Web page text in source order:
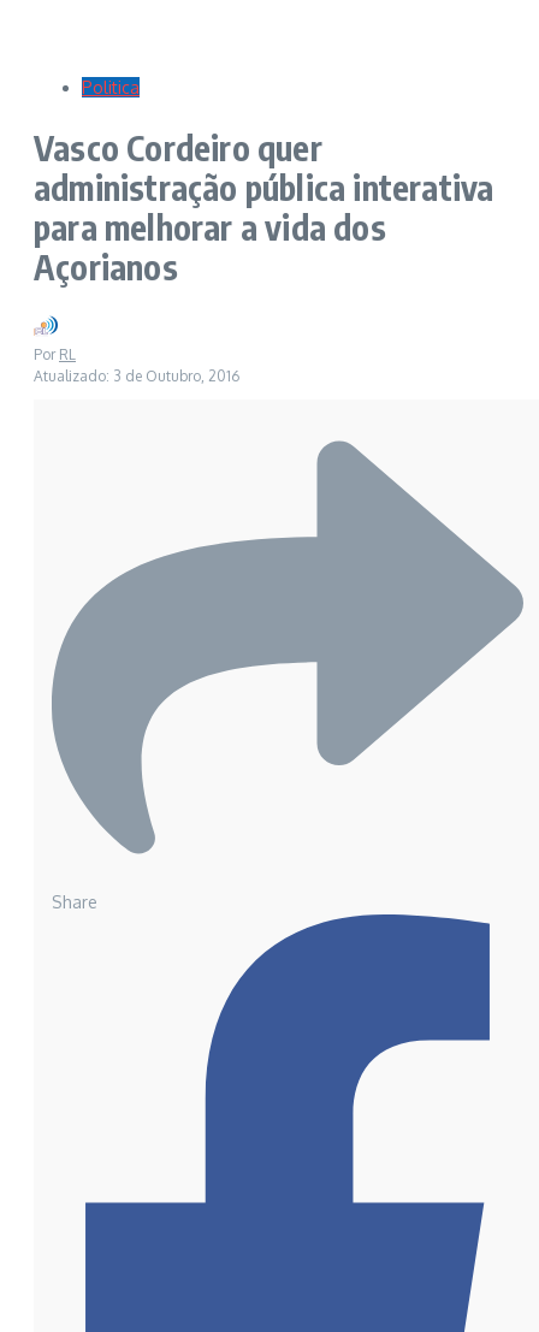
Politica
Vasco Cordeiro quer
administração pública interativa
para melhorar a vida dos
Açorianos
Por RL
Atualizado: 3 de Outubro, 2016
Share